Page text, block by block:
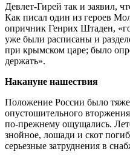
Девлет-Гирей так и заявил,
Как писал один из героев
опричник Генрих Штаден,
уже были расписаны и
при крымском царе; было
держать».
Накануне нашествия
Положение России было
опустошительного
по-прежнему ощущались.
знойное, лошади и скот
серьезные затруднения в